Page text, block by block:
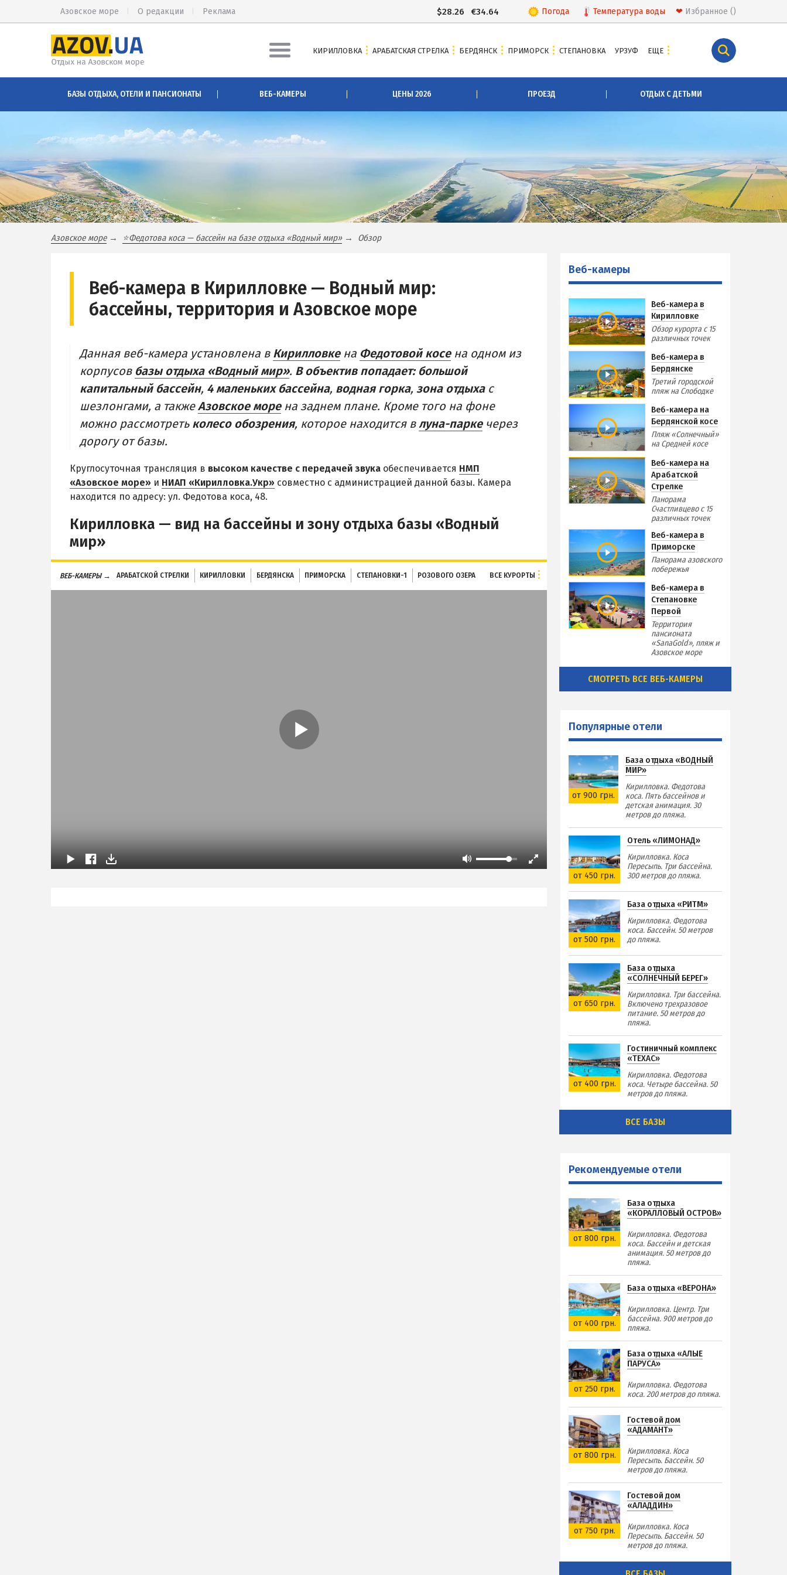
Погода Температура воды ❤ Избранное
$28.26 €34.64
Азовское море О редакции Реклама
Питание в Кирилловке
Развлечения в Кирилловке
Проезд в Кирилловку
БАЗЫ ОТДЫХА И ОТЕЛИ КИРИЛЛОВКИ
Федотова коса
Коса Пересыпь
Остров Бирючий
Частный сектор в Кирилловке
Жилье на первой линии
Недорогое жилье в Кирилловке
Цены на Арабатской Стрелке 2026
Проезд на Арабатскую Стрелку
Глицериновое озеро
Геническ
Генгорка
Стрелковое
СТЕПАНОВКА ПЕРВАЯ
Пансионаты и базы отдыха Степановки-1
Веб-камеры в Степановке Первой онлайн
Развлечения в Бердянске
Проезд в Бердянск
ОТЕЛИ И БАЗЫ ОТДЫХА БЕРДЯНСКА
Бердянская коса
ПРИМОРСК
Цены в Приморске 2026
Проезд в Приморск
ОТЕЛИ И БАЗЫ ОТДЫХА ПРИМОРСКА
Ясная поляна
Набережное
ПРИМОРСКИЙ ПОСАД
Мелекино
Урзуф
Юрьевка
АЗОВСКОЕ МОРЕ
Виндсерфинг на Азовском море
Отдых на Азовском море с детьми
Поездки на море — лайфхаки
ЧЕРНОЕ МОРЕ
Каролино-Бугаз
Лазурное
Хорлы
СЛУЖБА БРОНИРОВАНИЯ
КИРИЛЛОВКА АРАБАТСКАЯ СТРЕЛКА БЕРДЯНСК ПРИМОРСК СТЕПАНОВКА УРЗУФ ЕЩЕ
БАЗЫ ОТДЫХА, ОТЕЛИ И ПАНСИОНАТЫ ВЕБ-КАМЕРЫ ЦЕНЫ 2026 ПРОЕЗД ОТДЫХ С ДЕТЬМИ
Азовское море ⭐Федотова коса — бассейн на базе отдыха «Водный мир» Обзор
Веб-камера в Кирилловке — Водный мир:
бассейны, территория и Азовское море
Данная веб-камера установлена в Кирилловкена Федотовой косена одном из
корпусов базы отдыха «Водный мир». В объектив попадает: большой
капитальный бассейн, 4 маленьких бассейна, водная горка, зона отдыхас
шезлонгами, а такжеАзовское морена заднем плане. Кроме того на фоне
можно рассмотреть колесо обозрения, которое находится в луна-паркечерез
дорогу от базы.
Круглосуточная трансляция в высоком качестве с передачей звука обеспечивается НМП
«Азовское море» и НИАП «Кирилловка.Укр» совместно с администрацией данной базы. Камера
находится по адресу: ул. Федотова коса, 48.
Кирилловка — вид на бассейны и зону отдыха базы «Водный
мир»
ВЕБ-КАМЕРЫ → АРАБАТСКОЙ СТРЕЛКИ КИРИЛЛОВКИ БЕРДЯНСКА ПРИМОРСКА СТЕПАНОВКИ-1 РОЗОВОГО ОЗЕРА ВСЕ КУРОРТЫ
Веб-камеры
Веб-камера в
Кирилловке
Обзор курорта с 15
различных точек
Веб-камера в
Бердянске
Третий городской
пляж на Слободке
Веб-камера на
Бердянской косе
Пляж «Солнечный»
на Средней косе
Веб-камера на
Арабатской
Стрелке
Панорама
Счастливцево с 15
различных точек
Веб-камера в
Приморске
Панорама азовского
побережья
Веб-камера в
Степановке
Первой
Территория
пансионата
«SanaGold», пляж и
Азовское море
СМОТРЕТЬ ВСЕ ВЕБ-КАМЕРЫ
Популярные отели
от 900 грн.
База отдыха «ВОДНЫЙ
МИР»
Кирилловка. Федотова
коса. Пять бассейнов и
детская анимация. 30
метров до пляжа.
от 450 грн.
Отель «ЛИМОНАД»
Кирилловка. Коса
Пересыпь. Три бассейна.
300 метров до пляжа.
от 500 грн.
База отдыха «РИТМ»
Кирилловка. Федотова
коса. Бассейн. 50 метров
до пляжа.
от 650 грн.
База отдыха
«СОЛНЕЧНЫЙ БЕРЕГ»
Кирилловка. Три бассейна.
Включено трехразовое
питание. 50 метров до
пляжа.
от 400 грн.
Гостиничный комплекс
«ТЕХАС»
Кирилловка. Федотова
коса. Четыре бассейна. 50
метров до пляжа.
ВСЕ БАЗЫ
Рекомендуемые отели
от 800 грн.
База отдыха
«КОРАЛЛОВЫЙ ОСТРОВ»
Кирилловка. Федотова
коса. Бассейн и детская
анимация. 50 метров до
пляжа.
от 400 грн.
База отдыха «ВЕРОНА»
Кирилловка. Центр. Три
бассейна. 900 метров до
пляжа.
от 250 грн.
База отдыха «АЛЫЕ
ПАРУСА»
Кирилловка. Федотова
коса. 200 метров до пляжа.
от 800 грн.
Гостевой дом
«АДАМАНТ»
Кирилловка. Коса
Пересыпь. Бассейн. 50
метров до пляжа.
от 750 грн.
Гостевой дом
«АЛАДДИН»
Кирилловка. Коса
Пересыпь. Бассейн. 50
метров до пляжа.